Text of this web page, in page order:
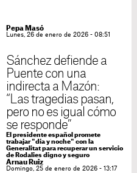
Pepa Masó
Lunes, 26 de enero de 2026 - 08:51
Sánchez defiende a
Puente con una
indirecta a Mazón:
“Las tragedias pasan,
pero no es igual cómo
se responde”
El presidente español promete
trabajar "día y noche" con la
Generalitat para recuperar un servicio
de Rodalies digno y seguro
Arnau Ruiz
Domingo, 25 de enero de 2026 - 13:17